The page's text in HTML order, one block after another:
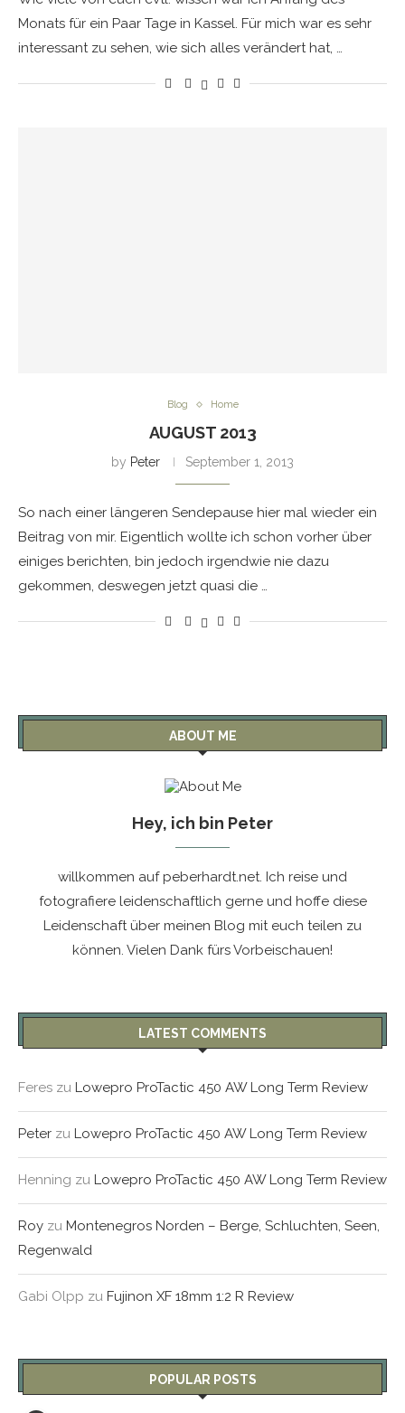
Monats für ein Paar Tage in Kassel. Für mich war es sehr
interessant zu sehen, wie sich alles verändert hat, …
Blog Home
AUGUST 2013
by Peter September 1, 2013
So nach einer längeren Sendepause hier mal wieder ein
Beitrag von mir. Eigentlich wollte ich schon vorher über
einiges berichten, bin jedoch irgendwie nie dazu
gekommen, deswegen jetzt quasi die …
ABOUT ME
Hey, ich bin Peter
willkommen auf peberhardt.net. Ich reise und
fotografiere leidenschaftlich gerne und hoffe diese
Leidenschaft über meinen Blog mit euch teilen zu
können. Vielen Dank fürs Vorbeischauen!
LATEST COMMENTS
Feres zu Lowepro ProTactic 450 AW Long Term Review
Peter zu Lowepro ProTactic 450 AW Long Term Review
Henning zu Lowepro ProTactic 450 AW Long Term Review
Roy zu Montenegros Norden – Berge, Schluchten, Seen,
Regenwald
Gabi Olpp zu Fujinon XF 18mm 1:2 R Review
POPULAR POSTS